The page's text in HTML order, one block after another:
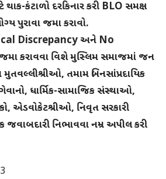
કંટાળો દરકિનાર કરી BLO સમક્ષ
પુરાવા જમા કરાવો.
Discrepancy અને No
કરાવવા વિશે મુસ્લિમ સમાજમાં જન
તમામ બિનસાંપ્રદાયિક
ધાર્મિક-સામાજિક સંસ્થાઓ,
એડવોકેટશ્રીઓ, નિવૃત સરકારી
જવાબદારી નિભાવવા નમ્ર અપીલ કરી